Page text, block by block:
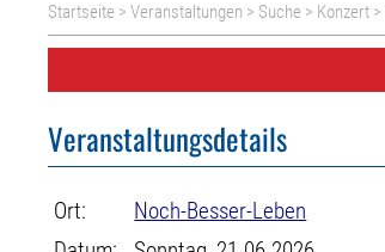
Startseite >Veranstaltungen > Suche > Konzert >
Veranstaltungsdetails
Ort:
Noch-Besser-Leben